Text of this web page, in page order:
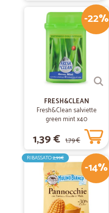
-22%
FRESH&CLEAN
Fresh&Clean salviette
green mint x40
1,39 € 1,79 €
-14%
RIBASSATO2,99€